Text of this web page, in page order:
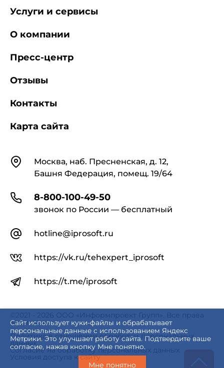
Сайт использует куки-файлы и обрабатывает
персональные данные с использованием Яндекс
Метрики. Это улучшает работу сайта. Подтвердите ваше
согласие, нажав кнопку Мне понятно.
Мне понятно
КонтактыМосква, наб. Пресненская, д. 12,
Башня Федерация, помещ. 19/64
8-800-100-49-50
звонок по России — бесплатный
hotline@iprosoft.ru
https://vk.ru/tehexpert_iprosoft
https://t.me/iprosoft
Услуги и сервисы
О компании
Пресс-центр
Отзывы
Контакты
Карта сайта
©2021 - 2026 ООО «Информпроект Групп». Все права
защищены.
Политика в отношении обработки персональных
данных
Согласие на обработку персональных данных
Условия доступа к сайту